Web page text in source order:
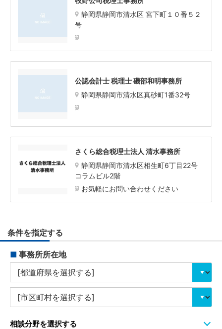
静岡県静岡市清水区 宮下町１０番５２
号
公認会計士 税理士 磯部和明事務所
静岡県静岡市清水区真砂町1番32号
さくら総合税理士法人 清水事務所
静岡県静岡市清水区相生町6丁目22号
コラムビル2階
お気軽にお問い合わせください
条件を指定する
■ 事務所所在地
相談分野を選択する